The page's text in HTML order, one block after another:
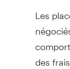
Les
des